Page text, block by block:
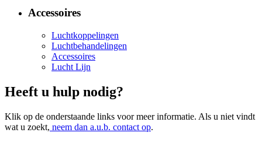
Accessoires
Luchtkoppelingen
Luchtbehandelingen
Accessoires
Lucht Lijn
Heeft u hulp nodig?
Klik op de onderstaande links voor meer informatie. Als u niet vindt
wat u zoekt, neem dan a.u.b. contact op.